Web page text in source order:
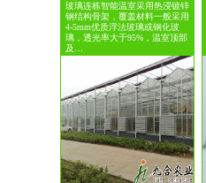
玻璃连栋智能温室采用热浸镀锌
钢结构骨架，覆盖材料一般采用
4-5mm优质浮法玻璃或钢化玻
璃，透光率大于95%，温室顶部
及…